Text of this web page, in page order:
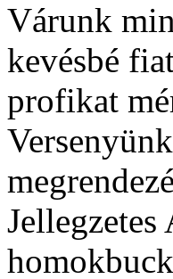
Várunk
kevésbé
profikat